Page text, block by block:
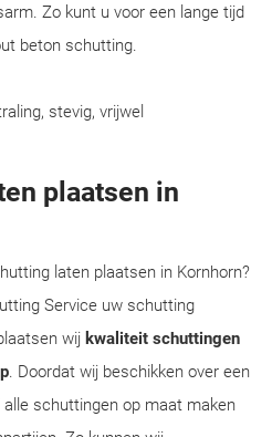
Zo kunt u voor een lange tijd
beton schutting.
stevig, vrijwel
plaatsen in
laten plaatsen in Kornhorn?
Service uw schutting
wij kwaliteit schuttingen
. Doordat wij beschikken over een
schuttingen op maat maken